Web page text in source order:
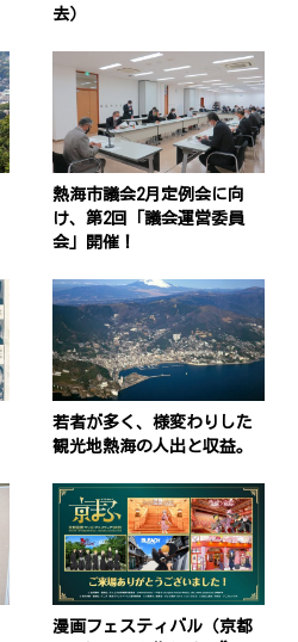
去）
熱海市議会2月定例会に向
け、第2回「議会運営委員
会」開催！
若者が多く、様変わりした
観光地熱海の人出と収益。
漫画フェスティバル（京都